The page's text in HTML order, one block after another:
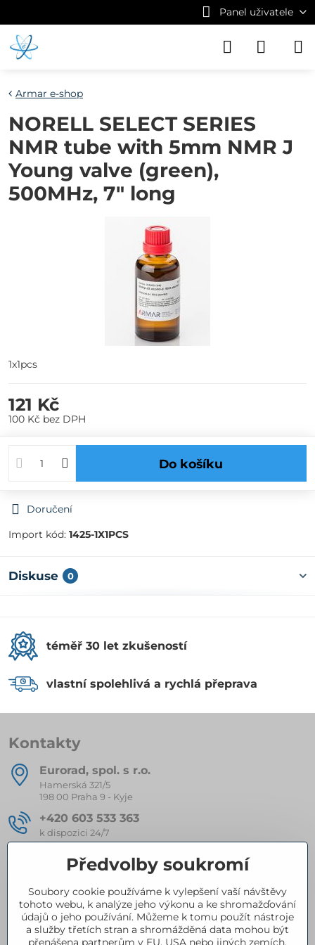
Panel uživatele
Armar e-shop
NORELL SELECT SERIES
NMR tube with 5mm NMR J
Young valve (green),
500MHz, 7" long
1x1pcs
121 Kč
100 Kč bez DPH
Do košíku
Doručení
Import kód: 1425-1X1PCS
Diskuse 0
téměř 30 let zkušeností
vlastní spolehlivá a rychlá přeprava
Kontakty
Eurorad, spol​. s r​.o​.
Hamerská 321/5
198 00 Praha 9 - Kyje
+420 603 533 363
k dispozici 24/7
eurorad​@seznam​.cz
Kompletní nabídka produktů
Předvolby soukromí
Soubory cookie používáme k vylepšení vaší návštěvy
tohoto webu, k analýze jeho výkonu a ke shromažďování
údajů o jeho používání. Můžeme k tomu použít nástroje
a služby třetích stran a shromážděná data mohou být
přenášena partnerům v EU, USA nebo jiných zemích.